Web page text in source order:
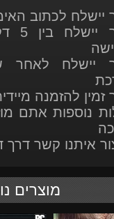
זמין להזמנה
נוספות אתם
איתנו קשר
מוצרים